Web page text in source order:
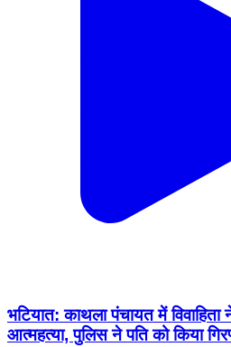
भटियात: काथला पंचायत में
आत्महत्या, पुलिस ने पति को किया